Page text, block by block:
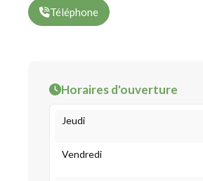
Téléphone
Horaires d'ouverture
Jeudi
Vendredi